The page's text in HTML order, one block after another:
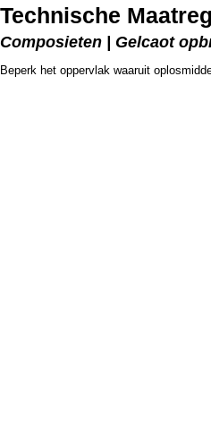
Technische
Composieten | Gelcaot
Beperk het oppervlak waaruit